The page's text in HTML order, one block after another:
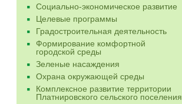
Социально-экономическое развитие
Целевые программы
Градостроительная деятельность
Формирование комфортной
городской среды
Зеленые насаждения
Охрана окружающей среды
Комплексное развитие территории
Платнировского сельского поселения